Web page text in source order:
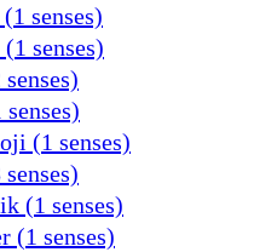
senses)
senses)
(1 senses)
(1 senses)
(1 senses)